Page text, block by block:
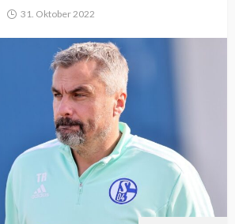
31. Oktober 2022